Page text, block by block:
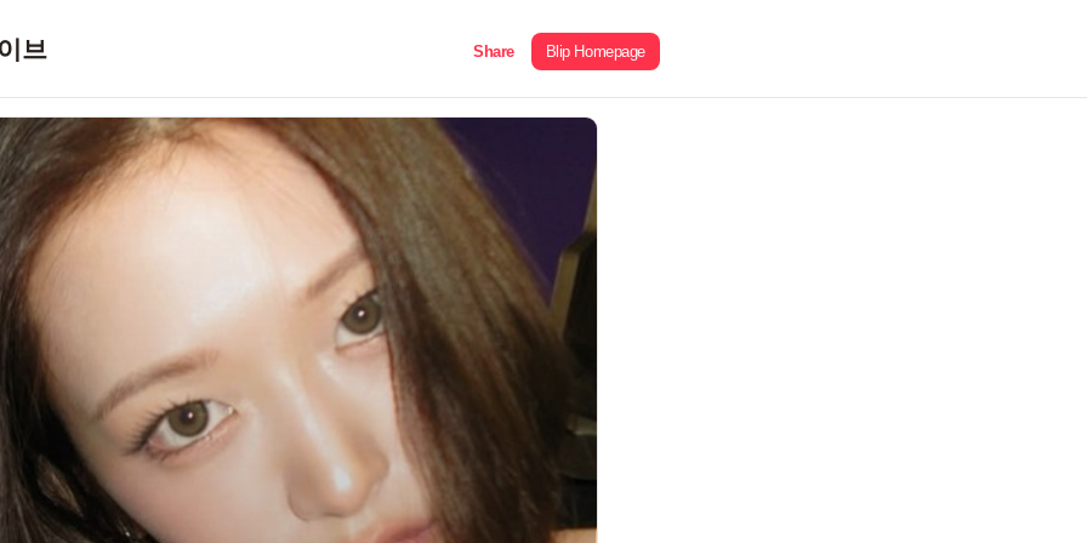
브 Share Blip Homepage